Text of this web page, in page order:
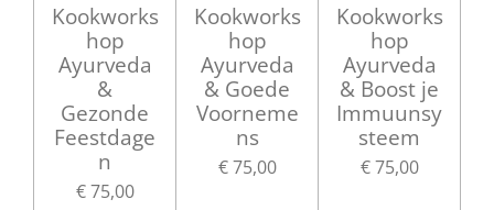
Kookworks
hop
Ayurveda
&
Gezonde
Feestdage
n
€ 75,00
Kookworks
hop
Ayurveda
& Goede
Voorneme
ns
€ 75,00
Kookworks
hop
Ayurveda
& Boost je
Immuunsy
steem
€ 75,00